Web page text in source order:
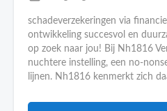
schadeverzekeringen via
ontwikkeling succesvol en
op zoek naar jou! Bij Nh1816
nuchtere instelling, een no-
lijnen. Nh1816 kenmerkt zich